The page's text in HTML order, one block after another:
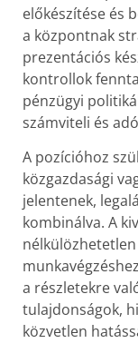
előkészítése és
a központnak
prezentációs
kontrollok
pénzügyi
számviteli és
A pozícióhoz
közgazdasági
jelentenek,
kombinálva. A
a részletekre
tulajdonságok,
közvetlen